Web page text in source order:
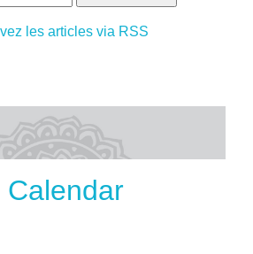
les articles via RSS